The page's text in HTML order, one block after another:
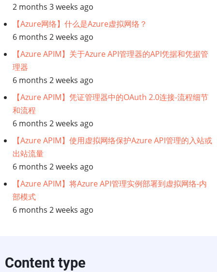
要
了
解
的
有
关
OSS
许
可
战
的
2 months 3 weeks ago
【Azure网络】什么是Azure虚拟网络？
6 months 2 weeks ago
【Azure APIM】关于Azure API管理器的API凭据和凭据管
理器
6 months 2 weeks ago
【Azure APIM】凭证管理器中的OAuth 2.0连接-流程细节
和流程
6 months 2 weeks ago
【Azure APIM】使用虚拟网络保护Azure API管理的入站或
出站流量
6 months 2 weeks ago
【Azure APIM】将Azure API管理实例部署到虚拟网络-内
部模式
6 months 2 weeks ago
Content type